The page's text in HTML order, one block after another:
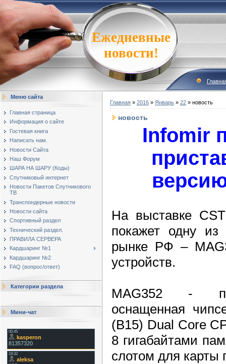
Ежедневные
новости!
Меню сайта
Главная страница
Информация о сайте
Гостевая книга
Написать нам.
Новости Сайта
Наш Форум
ШАРА НА ШАРУ (Коды)
Спутниковый интернет
Новости Пакетов Спутникового
ТВ
Транспондерные новости
Новости сайта
Спортивный раздел
Технический раздел.
ПРАВИЛА СЕРВЕРА
Кардшаринг №1
Кардшаринг №2
FAQ (вопрос/ответ)
Категории раздела
Мини-чат
Главная » 2016 » Январь » 22 » новость
новость
Infomir
На выставке
покажет одну из
рынке РФ –
устройств.
MAG352 -
оснащенная
(B15) Dual Core
8 гигабайтами
слотом для